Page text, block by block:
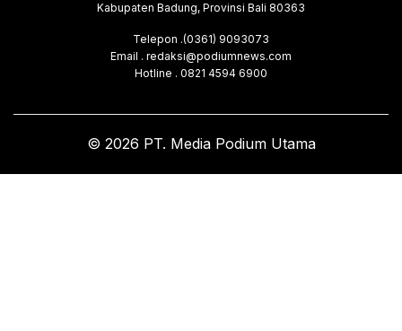
Kabupaten Badung, Provinsi Bali 80363
Telepon .(0361) 9093073
Email . redaksi@podiumnews.com
Hotline . 0821 4594 6900
© 2026 PT. Media Podium Utama